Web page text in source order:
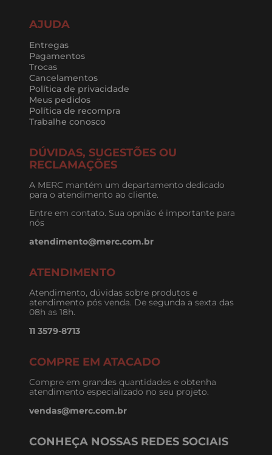
AJUDA
Entregas
Pagamentos
Trocas
Cancelamentos
Política de privacidade
Meus pedidos
Política de recompra
Trabalhe conosco
DÚVIDAS, SUGESTÕES OU
RECLAMAÇÕES
A MERC mantém um departamento dedicado
para o atendimento ao cliente.
Entre em contato. Sua opnião é importante para
nós
atendimento@merc.com.br
ATENDIMENTO
Atendimento, dúvidas sobre produtos e
atendimento pós venda. De segunda a sexta das
08h as 18h.
11 3579-8713
COMPRE EM ATACADO
Compre em grandes quantidades e obtenha
atendimento especializado no seu projeto.
vendas@merc.com.br
CONHEÇA NOSSAS REDES SOCIAIS